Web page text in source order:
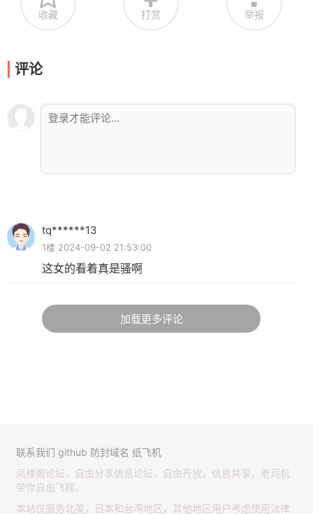
收藏 打赏 举报
评论
tq******13
1楼 2024-09-02 21:53:00
这女的看着真是骚啊
加载更多评论
联系我们 github 防封域名 纸飞机
凤楼阁论坛，自由分享信息论坛，自由开放，信息共享，老司机
带你自由飞翔。
本站仅服务北美，日本和台湾地区，其他地区用户考虑使用法律